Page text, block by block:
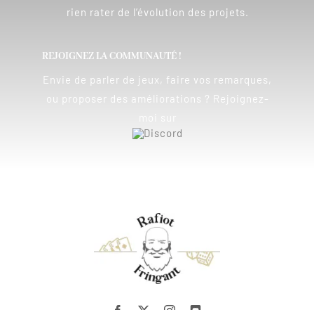
rien rater de l’évolution des projets.
REJOIGNEZ LA COMMUNAUTÉ !
Envie de parler de jeux, faire vos remarques,
ou proposer des améliorations ? Rejoignez-